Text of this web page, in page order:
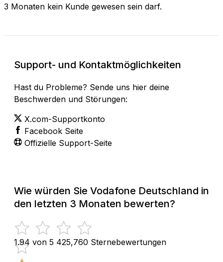
3 Monaten kein Kunde gewesen sein darf.
Support- und Kontaktmöglichkeiten
Hast du Probleme? Sende uns hier deine
Beschwerden und Störungen:
X.com-Supportkonto
Facebook Seite
Offizielle Support-Seite
Wie würden Sie Vodafone Deutschland in
den letzten 3 Monaten bewerten?
1.94 von 5 425,760 Sternebewertungen